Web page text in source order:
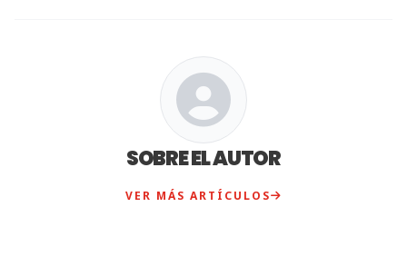
SOBRE EL AUTOR
VER MÁS ARTÍCULOS